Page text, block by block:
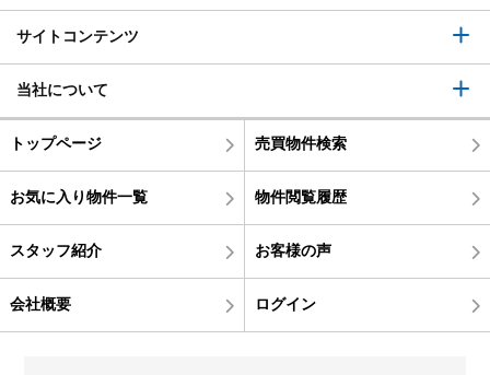
サイトコンテンツ
当社について
トップページ 売買物件検索
お気に入り物件一覧 物件閲覧履歴
スタッフ紹介 お客様の声
会社概要 ログイン